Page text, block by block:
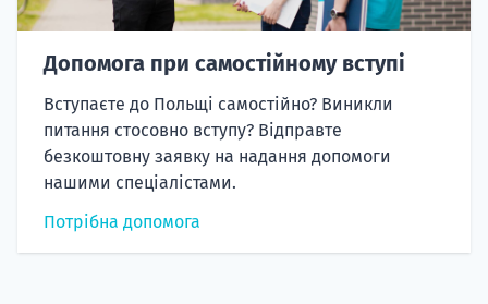
Допомога при самостійному вступі
Вступаєте до Польщі самостійно? Виникли
питання стосовно вступу? Відправте
безкоштовну заявку на надання допомоги
нашими спеціалістами.
Потрібна допомога